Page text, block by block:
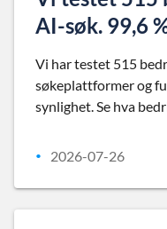
AI-søk. 99,6
Vi har testet 515
søkeplattformer og
synlighet. Se hva
• 2026-07-26